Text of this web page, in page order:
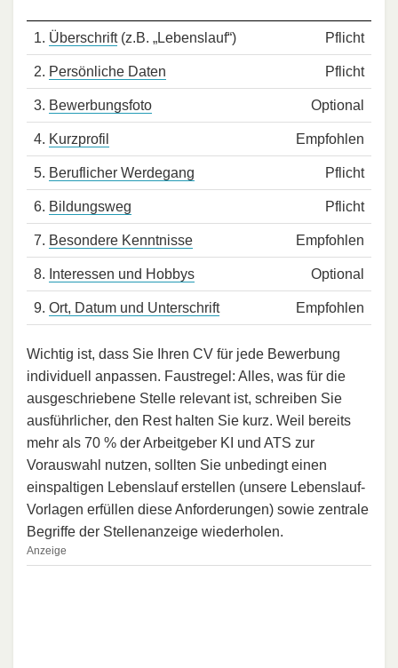
1. Überschrift(z.B. „Lebenslauf“) Pflicht
2. Persönliche Daten Pflicht
3. Bewerbungsfoto Optional
4. Kurzprofil Empfohlen
5. Beruflicher Werdegang Pflicht
6. Bildungsweg Pflicht
7. Besondere Kenntnisse Empfohlen
8. Interessen und Hobbys Optional
9. Ort, Datum und Unterschrift Empfohlen
Wichtig ist, dass Sie Ihren CV für jede Bewerbung
individuell anpassen. Faustregel: Alles, was für die
ausgeschriebene Stelle relevant ist, schreiben Sie
ausführlicher, den Rest halten Sie kurz. Weil bereits
mehr als 70 % der Arbeitgeber KI und ATS zur
Vorauswahl nutzen, sollten Sie unbedingt einen
einspaltigen Lebenslauf erstellen (unsere Lebenslauf-
Vorlagen erfüllen diese Anforderungen) sowie zentrale
Begriffe der Stellenanzeige wiederholen.
Anzeige